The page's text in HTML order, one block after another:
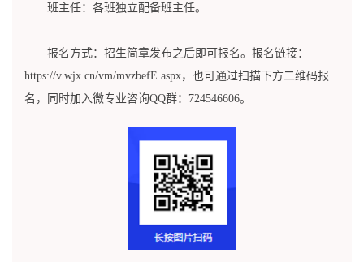
班主任：各班独立配备班主任。
报名方式：招生简章发布之后即可报名。报名链接：
https://v.wjx.cn/vm/mvzbefE.aspx，也可通过扫描下方二维码报
名，同时加入微专业咨询QQ群：724546606。